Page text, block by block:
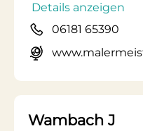
Details anzeigen
06181 65390
Wambach J